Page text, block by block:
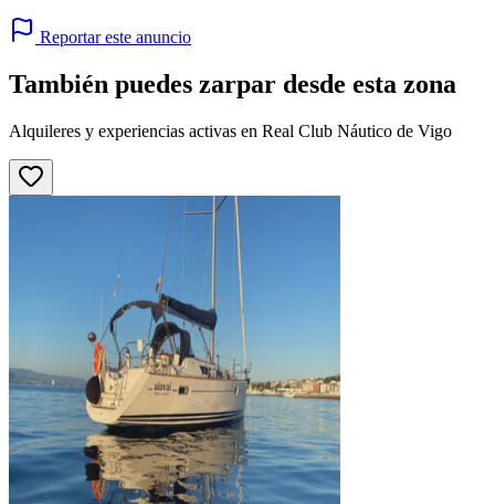
Reportar este anuncio
También puedes zarpar desde esta zona
Alquileres y experiencias activas en Real Club Náutico de Vigo